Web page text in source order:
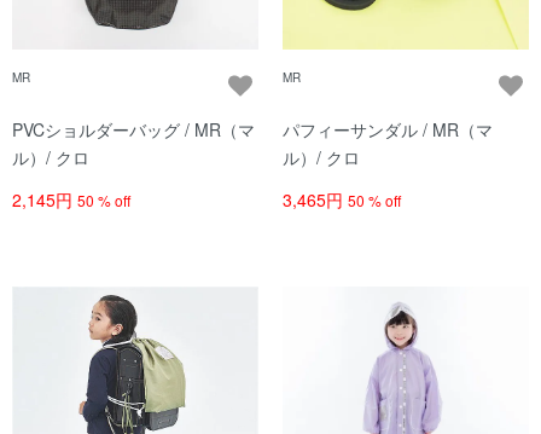
MR
PVCショルダーバッグ / MR（マ
ル）/ クロ
2,145円 50 % off
MR
パフィーサンダル / MR（マ
ル）/ クロ
3,465円 50 % off